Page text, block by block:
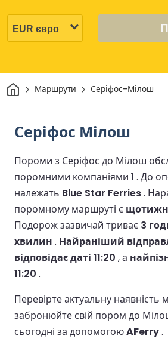
Дім Маршрути Серіфос-Мілош
Серіфос Мілош
Пороми з Серіфос до Мілош
поромними компаніями 1 . До
належать Blue Star Ferries.
поромному маршруті є
Подорож зазвичай триває 3
хвилин . Найраніший
відповідає даті 11:20 , а
11:20 .
Перевірте актуальну наявність
забронюйте свій пором до
сьогодні за допомогоюAFerry.